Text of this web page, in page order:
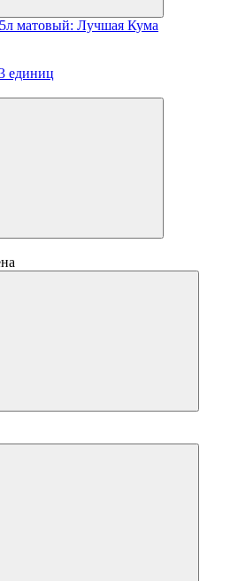
матовый: Лучшая Кума
единиц